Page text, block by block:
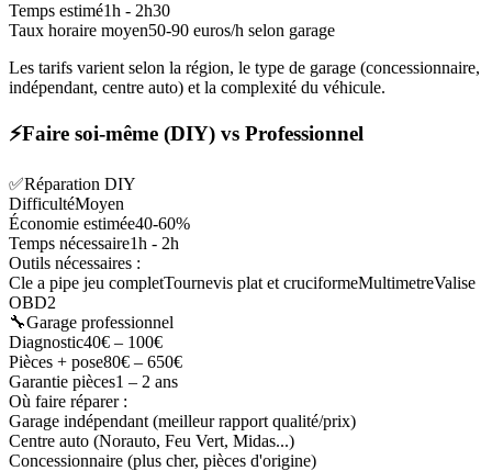
Temps estimé1h - 2h30
Taux horaire moyen50-90 euros/h selon garage
Les tarifs varient selon la région, le type de garage (concessionnaire,
indépendant, centre auto) et la complexité du véhicule.
⚡Faire soi-même (DIY) vs Professionnel
✅Réparation DIY
DifficultéMoyen
Économie estimée40-60%
Temps nécessaire1h - 2h
Outils nécessaires :
Cle a pipe jeu completTournevis plat et cruciformeMultimetreValise
OBD2
🔧Garage professionnel
Diagnostic40€ – 100€
Pièces + pose80€ – 650€
Garantie pièces1 – 2 ans
Où faire réparer :
Garage indépendant (meilleur rapport qualité/prix)
Centre auto (Norauto, Feu Vert, Midas...)
Concessionnaire (plus cher, pièces d'origine)